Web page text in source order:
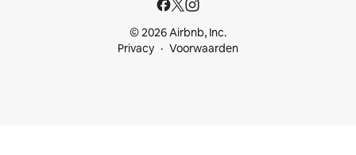
© 2026 Airbnb, Inc.
Privacy
Voorwaarden